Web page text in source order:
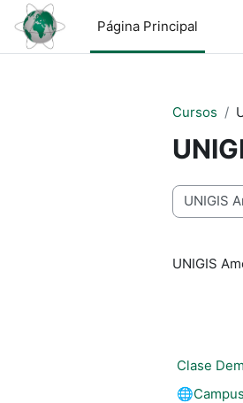
Salta al contenido principal
Página Principal
Cursos
Categorías
UNIGIS
Clase